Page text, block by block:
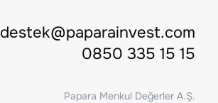
destek@paparainvest.com
0850 335 15 15
Papara Menkul Değerler A.Ş.